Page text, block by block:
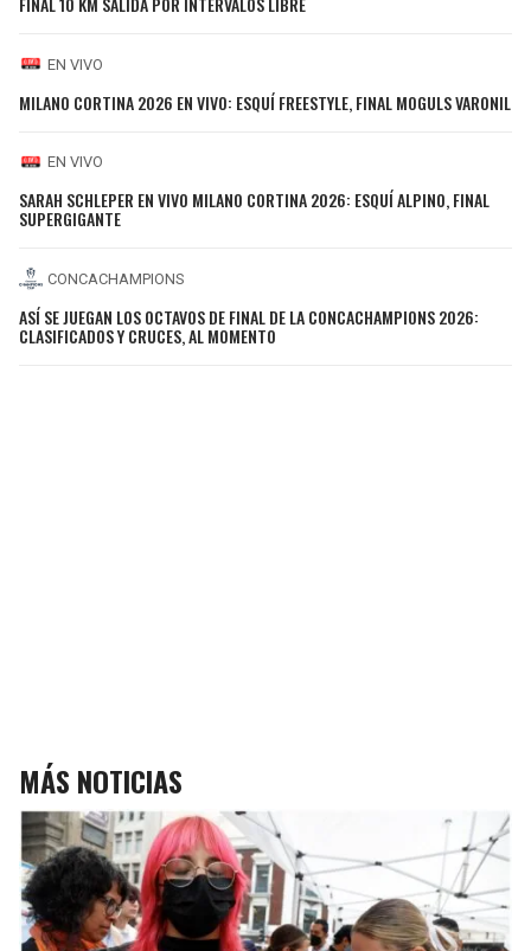
EN VIVO
MILANO CORTINA 2026 EN VIVO: ESQUÍ FREESTYLE, FINAL MOGULS VARONIL
EN VIVO
SARAH SCHLEPER EN VIVO MILANO CORTINA 2026: ESQUÍ ALPINO, FINAL
SUPERGIGANTE
CONCACHAMPIONS
ASÍ SE JUEGAN LOS OCTAVOS DE FINAL DE LA CONCACHAMPIONS 2026:
CLASIFICADOS Y CRUCES, AL MOMENTO
MÁS NOTICIAS